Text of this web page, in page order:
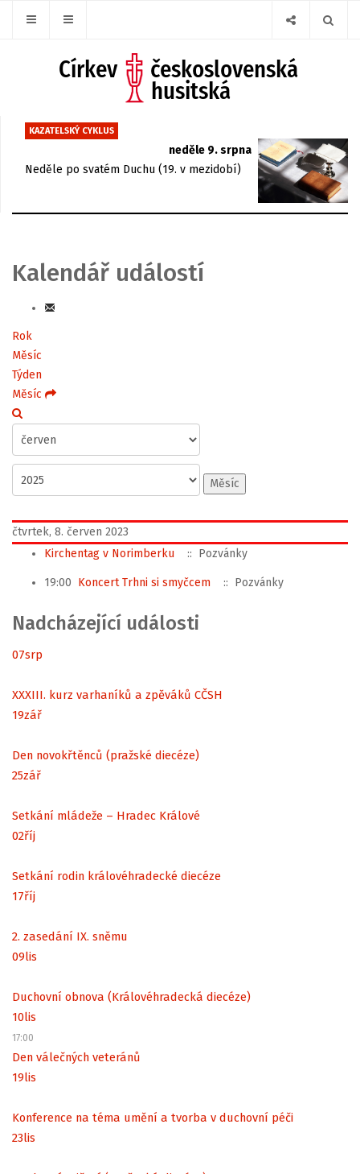
KAZATELSKÝ CYKLUS
neděle 9. srpna
Neděle po svatém Duchu (19. v mezidobí)
Kalendář událostí
Rok
Měsíc
Týden
Měsíc
Měsíc
čtvrtek, 8. červen 2023
Kirchentag v Norimberku
:: Pozvánky
19:00 Koncert Trhni si smyčcem :: Pozvánky
Nadcházející události
07srp
XXXIII. kurz varhaníků a zpěváků CČSH
19zář
Den novokřtěnců (pražské diecéze)
25zář
Setkání mládeže – Hradec Králové
02říj
Setkání rodin královéhradecké diecéze
17říj
2. zasedání IX. sněmu
09lis
Duchovní obnova (Královéhradecká diecéze)
10lis
17:00
Den válečných veteránů
19lis
Konference na téma umění a tvorba v duchovní péči
23lis